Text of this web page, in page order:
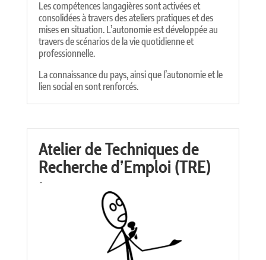
Les compétences langagières sont activées et
consolidées à travers des ateliers pratiques et des
mises en situation. L’autonomie est développée au
travers de scénarios de la vie quotidienne et
professionnelle.
La connaissance du pays, ainsi que l’autonomie et le
lien social en sont renforcés.
Atelier de Techniques de
Recherche d’Emploi (TRE)
-